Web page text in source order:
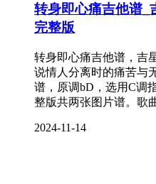
转身即心痛吉他谱_
完整版
转身即心痛吉他谱，吉
说情人分离时的痛苦与
谱，原调bD，选用C调
整版共两张图片谱。歌
2024-11-14